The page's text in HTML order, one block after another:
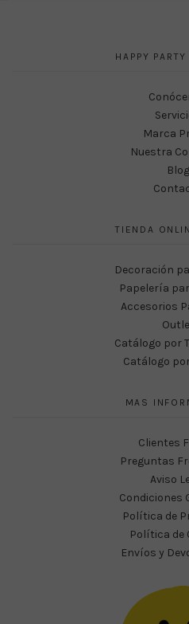
HAPPY
Marca
Nuestra
Blog
TIENDA
Decoración
Papelería
Accesorios
Catálogo por
Catálogo
MAS
Clientes
Preguntas
Aviso
Condiciones
Política de
Política de
Envíos y